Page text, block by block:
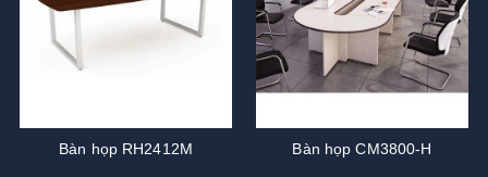
Bàn họp RH2412M Bàn họp CM3800-H